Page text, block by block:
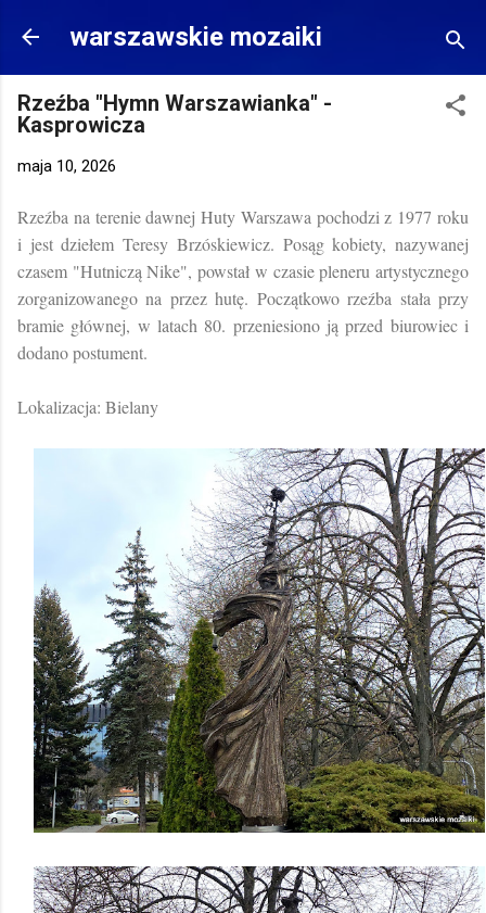
Przejdź do głównej zawartości
warszawskie mozaiki
Rzeźba "Hymn Warszawianka" -
Kasprowicza
maja 10, 2026
Rzeźba na terenie dawnej Huty Warszawa pochodzi z 1977 roku
i jest dziełem Teresy Brzóskiewicz. Posąg kobiety, nazywanej
czasem "Hutniczą Nike", powstał w czasie pleneru artystycznego
zorganizowanego na przez hutę. Początkowo rzeźba stała przy
bramie głównej, w latach 80. przeniesiono ją przed biurowiec i
dodano postument.
Lokalizacja: Bielany